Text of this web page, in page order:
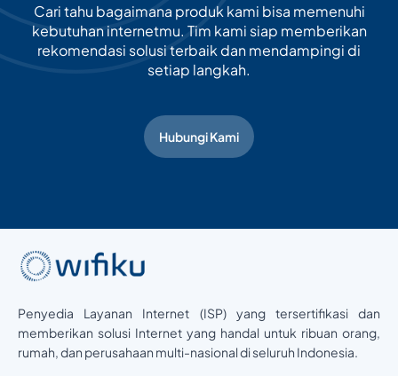
Cari tahu bagaimana produk kami bisa memenuhi
kebutuhan internetmu. Tim kami siap memberikan
rekomendasi solusi terbaik dan mendampingi di
setiap langkah.
Hubungi Kami
Penyedia Layanan Internet (ISP) yang tersertifikasi dan
memberikan solusi Internet yang handal untuk ribuan orang,
rumah, dan perusahaan multi-nasional di seluruh Indonesia.